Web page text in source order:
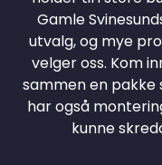
Gamle
utvalg, og mye
velger oss. Kom
sammen en pakke
har også
kunne